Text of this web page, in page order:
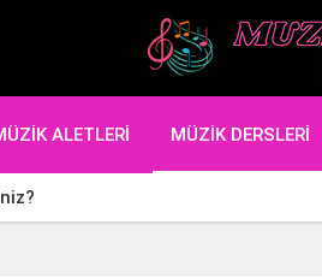
ALETLERI MÜZIK DERSLERI